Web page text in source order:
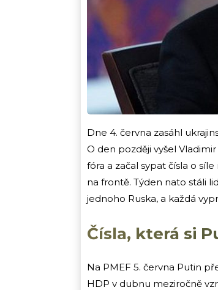
Dne 4. června zasáhl
O den později vyšel
fóra a začal sypat čísla o
na frontě. Týden nato stáli
jednoho Ruska, a každá
Čísla, která si
Na PMEF 5. června Putin
HDP v dubnu meziročně